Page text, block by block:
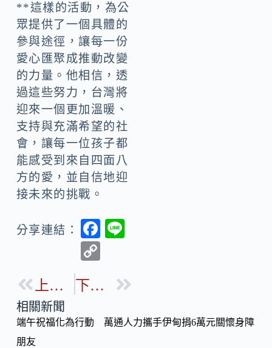
**這樣的活動，為公
眾提供了一個具體的
參與途徑，讓每一份
愛心匯聚成推動改變
的力量。他相信，透
過這些努力，台灣將
迎來一個更加溫暖、
支持與充滿希望的社
會，讓每一位孩子都
能感受到來自四面八
方的愛，並自信地迎
接未來的挑戰。
分享連結：
F
b
o
p
Li
上一篇 下一篇
相關新聞
端午祝福化為行動 萬通人力攜手伊甸捐6萬元關懷身障
朋友